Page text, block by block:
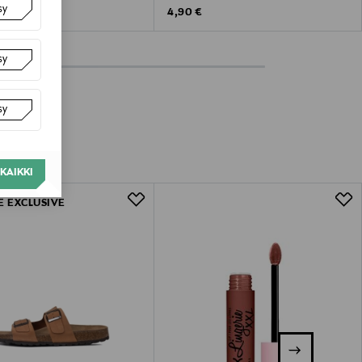
Original Price
4,90 €
EXCLUSIVE